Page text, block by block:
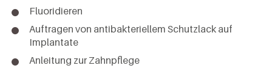
Fluoridieren
Auftragen von antibakteriellem Schutzlack auf
Implantate
Anleitung zur Zahnpflege